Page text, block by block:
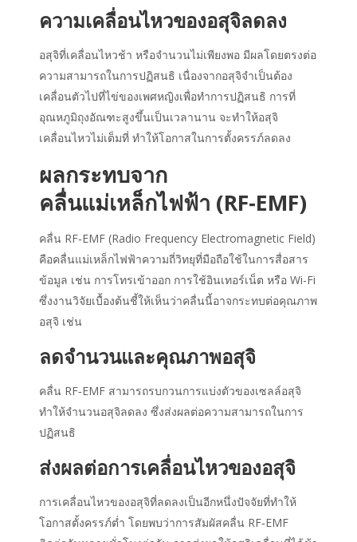
ความเคลื่อนไหวของอสุจิลดลง
อสุจิที่เคลื่อนไหวช้า หรือจำนวนไม่เพียงพอ มีผลโดยตรงต่อ
ความสามารถในการปฏิสนธิ เนื่องจากอสุจิจำเป็นต้อง
เคลื่อนตัวไปที่ไข่ของเพศหญิงเพื่อทำการปฏิสนธิ การที่
อุณหภูมิถุงอัณฑะสูงขึ้นเป็นเวลานาน จะทำให้อสุจิ
เคลื่อนไหวไม่เต็มที่ ทำให้โอกาสในการตั้งครรภ์ลดลง
ผลกระทบจาก
คลื่นแม่เหล็กไฟฟ้า (RF‑EMF)
คลื่น RF‑EMF (Radio Frequency Electromagnetic Field)
คือคลื่นแม่เหล็กไฟฟ้าความถี่วิทยุที่มือถือใช้ในการสื่อสาร
ข้อมูล เช่น การโทรเข้าออก การใช้อินเทอร์เน็ต หรือ Wi-Fi
ซึ่งงานวิจัยเบื้องต้นชี้ให้เห็นว่าคลื่นนี้อาจกระทบต่อคุณภาพ
อสุจิ เช่น
ลดจำนวนและคุณภาพอสุจิ
คลื่น RF‑EMF สามารถรบกวนการแบ่งตัวของเซลล์อสุจิ
ทำให้จำนวนอสุจิลดลง ซึ่งส่งผลต่อความสามารถในการ
ปฏิสนธิ
ส่งผลต่อการเคลื่อนไหวของอสุจิ
การเคลื่อนไหวของอสุจิที่ลดลงเป็นอีกหนึ่งปัจจัยที่ทำให้
โอกาสตั้งครรภ์ต่ำ โดยพบว่าการสัมผัสคลื่น RF‑EMF